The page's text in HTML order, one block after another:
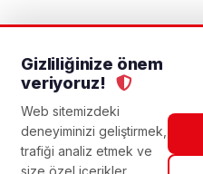
Gizliliğinize önem
veriyoruz!
Web sitemizdeki
deneyiminizi geliştirmek,
trafiği analiz etmek ve
size özel içerikler
KVKKGizlilik Politikası